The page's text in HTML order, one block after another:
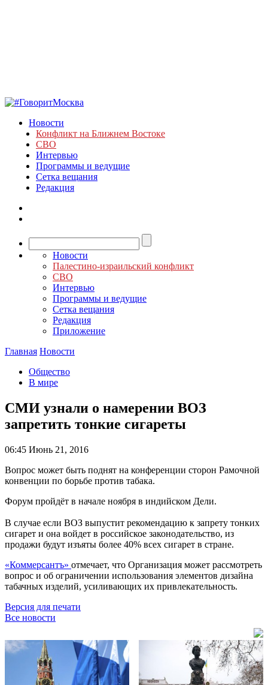
Новости
Конфликт на Ближнем Востоке
СВО
Интервью
Программы и ведущие
Сетка вещания
Редакция
Новости
Палестино-израильский конфликт
СВО
Интервью
Программы и ведущие
Сетка вещания
Редакция
Приложение
Главная Новости
Общество
В мире
СМИ узнали о намерении ВОЗ
запретить тонкие сигареты
06:45 Июнь 21, 2016
Вопрос может быть поднят на конференции сторон Рамочной
конвенции по борьбе против табака.
Форум пройдёт в начале ноября в индийском Дели.
В случае если ВОЗ выпустит рекомендацию к запрету тонких
сигарет и она войдет в российское законодательство, из
продажи будут изъяты более 40% всех сигарет в стране.
«Коммерсантъ» отмечает, что Организация может рассмотреть
вопрос и об ограничении использования элементов дизайна
табачных изделий, усиливающих их привлекательность.
Версия для печати
Все новости